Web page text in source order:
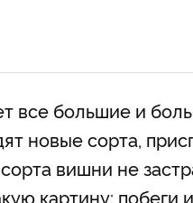
все большие и
новые сорта,
вишни не
картину: побеги